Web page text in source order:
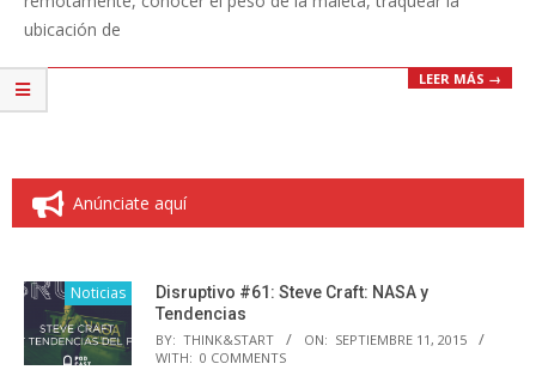
ubicación de
LEER MÁS →
Anúnciate aquí
Noticias
Disruptivo #61: Steve Craft: NASA y
Tendencias
BY: THINK&START ON: SEPTIEMBRE 11, 2015
WITH: 0 COMMENTS